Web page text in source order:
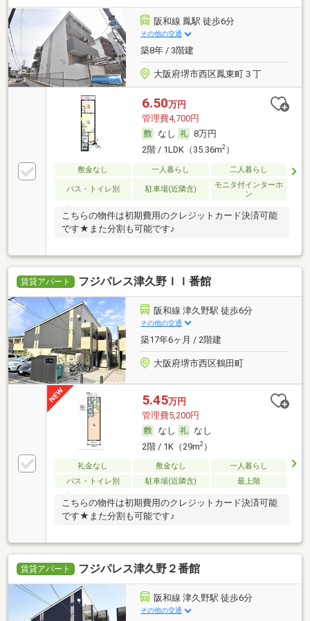
阪和線 鳳駅 徒歩6分
その他の交通
築8年 / 3階建
大阪府堺市西区鳳東町３丁
6.50万円
管理費4,700円
なし
8万円
2階 / 1LDK（35.36m2）
敷金なし 一人暮らし 二人暮らし
バス・トイレ別 駐車場(近隣含)
モニタ付インターホ
ン
こちらの物件は初期費用のクレジットカード決済可能
です★また分割も可能です♪
賃貸アパート フジパレス津久野ＩＩ番館
阪和線 津久野駅 徒歩6分
その他の交通
築17年6ヶ月 / 2階建
大阪府堺市西区鶴田町
5.45万円
管理費5,200円
なし
なし
2階 / 1K（29m2）
礼金なし 敷金なし
一人暮らし
バス・トイレ別
駐車場(近隣含) 最上階
こちらの物件は初期費用のクレジットカード決済可能
です★また分割も可能です♪
賃貸アパート フジパレス津久野２番館
阪和線 津久野駅 徒歩6分
その他の交通